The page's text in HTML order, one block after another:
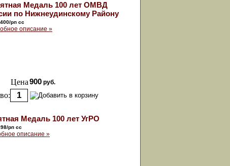
Медаль 100 лет ОМВД
по Нижнеудинскому Району
400/рп сс
описание »
Цена900 руб.
Медаль 100 лет УгРО
рп сс
описание »